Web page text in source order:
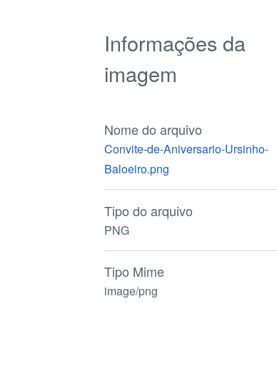
Informações da
imagem
Nome do arquivo
Convite-de-Aniversario-Ursinho-
Baloeiro.png
Tipo do arquivo
PNG
Tipo Mime
image/png